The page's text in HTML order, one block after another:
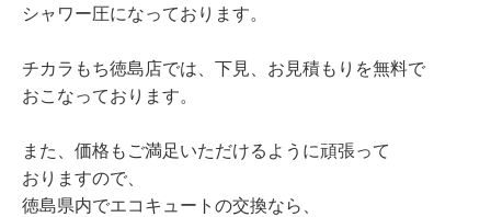
シャワー圧になっております。
チカラもち徳島店では、下見、お見積もりを無料で
おこなっております。
また、価格もご満足いただけるように頑張って
おりますので、
徳島県内でエコキュートの交換なら、